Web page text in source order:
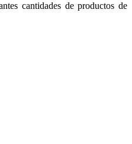
cantidades de productos de